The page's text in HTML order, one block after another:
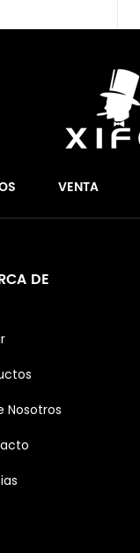
VENTA
DE
Nosotros